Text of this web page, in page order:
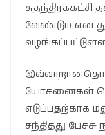
வேண்டும் என
யோசனைகள்
எடுப்பதற்காக
சந்தித்து பேச்சு